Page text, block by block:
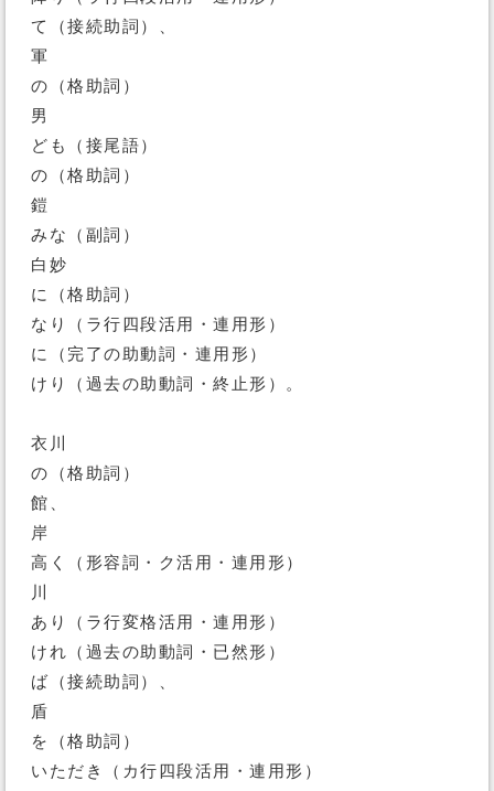
て（接続助詞）、
軍
の（格助詞）
男
ども（接尾語）
の（格助詞）
鎧
みな（副詞）
白妙
に（格助詞）
なり（ラ行四段活用・連用形）
に（完了の助動詞・連用形）
けり（過去の助動詞・終止形）。
衣川
の（格助詞）
館、
岸
高く（形容詞・ク活用・連用形）
川
あり（ラ行変格活用・連用形）
けれ（過去の助動詞・已然形）
ば（接続助詞）、
盾
を（格助詞）
いただき（カ行四段活用・連用形）